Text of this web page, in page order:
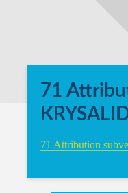
71
71 Attribution